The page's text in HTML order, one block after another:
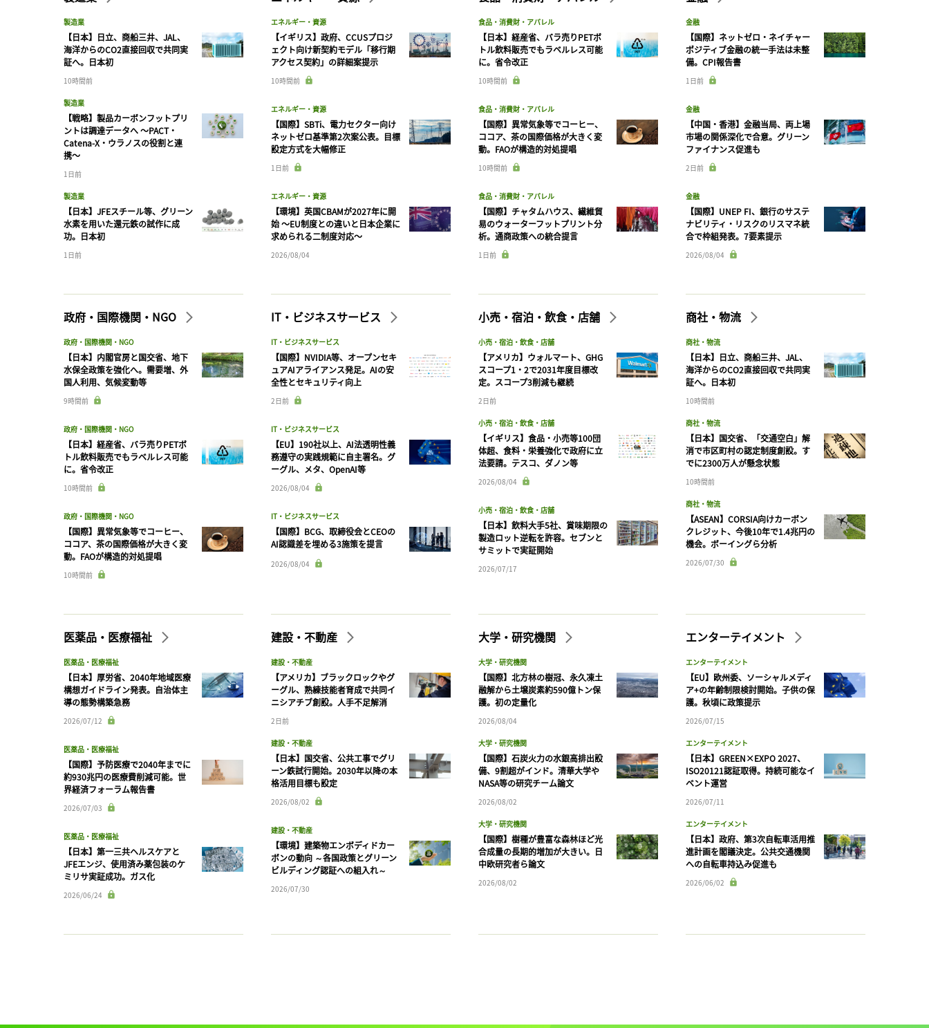
製造業
【日本】日立、商船三井、JAL、
海洋からのCO2直接回収で共同実
証へ。日本初
10時間前
製造業
【戦略】製品カーボンフットプリ
ントは調達データへ 〜PACT・
Catena-X・ウラノスの役割と連
携〜
1日前
製造業
【日本】JFEスチール等、グリーン
水素を用いた還元鉄の試作に成
功。日本初
1日前
エネルギー・資源
【イギリス】政府、CCUSプロジ
ェクト向け新契約モデル「移行期
アクセス契約」の詳細案提示
10時間前
エネルギー・資源
【国際】SBTi、電力セクター向け
ネットゼロ基準第2次案公表。目標
設定方式を大幅修正
1日前
エネルギー・資源
【環境】英国CBAMが2027年に開
始 〜EU制度との違いと日本企業に
求められる二制度対応〜
2026/08/04
食品・消費財・アパレル
【日本】経産省、バラ売りPETボ
トル飲料販売でもラベルレス可能
に。省令改正
10時間前
食品・消費財・アパレル
【国際】異常気象等でコーヒー、
ココア、茶の国際価格が大きく変
動。FAOが構造的対処提唱
10時間前
食品・消費財・アパレル
【国際】チャタムハウス、繊維貿
易のウォーターフットプリント分
析。通商政策への統合提言
1日前
金融
【国際】ネットゼロ・ネイチャー
ポジティブ金融の統一手法は未整
備。CPI報告書
1日前
金融
【中国・香港】金融当局、両上場
市場の関係深化で合意。グリーン
ファイナンス促進も
2日前
金融
【国際】UNEP FI、銀行のサステ
ナビリティ・リスクのリスマネ統
合で枠組発表。7要素提示
2026/08/04
政府・国際機関・NGO
政府・国際機関・NGO
【日本】内閣官房と国交省、地下
水保全政策を強化へ。需要増、外
国人利用、気候変動等
9時間前
政府・国際機関・NGO
【日本】経産省、バラ売りPETボ
トル飲料販売でもラベルレス可能
に。省令改正
10時間前
政府・国際機関・NGO
【国際】異常気象等でコーヒー、
ココア、茶の国際価格が大きく変
動。FAOが構造的対処提唱
10時間前
IT・ビジネスサービス
IT・ビジネスサービス
【国際】NVIDIA等、オープンセキ
ュアAIアライアンス発足。AIの安
全性とセキュリティ向上
2日前
IT・ビジネスサービス
【EU】190社以上、AI法透明性義
務遵守の実践規範に自主署名。グ
ーグル、メタ、OpenAI等
2026/08/04
IT・ビジネスサービス
【国際】BCG、取締役会とCEOの
AI認識差を埋める3施策を提言
2026/08/04
小売・宿泊・飲食・店舗
小売・宿泊・飲食・店舗
【アメリカ】ウォルマート、GHG
スコープ1・2で2031年度目標改
定。スコープ3削減も継続
2日前
小売・宿泊・飲食・店舗
【イギリス】食品・小売等100団
体超、食料・栄養強化で政府に立
法要請。テスコ、ダノン等
2026/08/04
小売・宿泊・飲食・店舗
【日本】飲料大手5社、賞味期限の
製造ロット逆転を許容。セブンと
サミットで実証開始
2026/07/17
商社・物流
商社・物流
【日本】日立、商船三井、JAL、
海洋からのCO2直接回収で共同実
証へ。日本初
10時間前
商社・物流
【日本】国交省、「交通空白」解
消で市区町村の認定制度創設。す
でに2300万人が懸念状態
10時間前
商社・物流
【ASEAN】CORSIA向けカーボン
クレジット、今後10年で1.4兆円の
機会。ボーイングら分析
2026/07/30
医薬品・医療福祉
医薬品・医療福祉
【日本】厚労省、2040年地域医療
構想ガイドライン発表。自治体主
導の態勢構築急務
2026/07/12
医薬品・医療福祉
【国際】予防医療で2040年までに
約930兆円の医療費削減可能。世
界経済フォーラム報告書
2026/07/03
医薬品・医療福祉
【日本】第一三共ヘルスケアと
JFEエンジ、使用済み薬包装のケ
ミリサ実証成功。ガス化
2026/06/24
建設・不動産
建設・不動産
【アメリカ】ブラックロックやグ
ーグル、熟練技能者育成で共同イ
ニシアチブ創設。人手不足解消
2日前
建設・不動産
【日本】国交省、公共工事でグリ
ーン鉄試行開始。2030年以降の本
格活用目標も設定
2026/08/02
建設・不動産
【環境】建築物エンボディドカー
ボンの動向 ～各国政策とグリーン
ビルディング認証への組入れ～
2026/07/30
大学・研究機関
大学・研究機関
【国際】北方林の樹冠、永久凍土
融解から土壌炭素約590億トン保
護。初の定量化
2026/08/04
大学・研究機関
【国際】石炭火力の水銀高排出設
備、9割超がインド。清華大学や
NASA等の研究チーム論文
2026/08/02
大学・研究機関
【国際】樹種が豊富な森林ほど光
合成量の長期的増加が大きい。日
中欧研究者ら論文
2026/08/02
エンターテイメント
エンターテイメント
【EU】欧州委、ソーシャルメディ
ア+の年齢制限検討開始。子供の保
護。秋頃に政策提示
2026/07/15
エンターテイメント
【日本】GREEN×EXPO 2027、
ISO20121認証取得。持続可能なイ
ベント運営
2026/07/11
エンターテイメント
【日本】政府、第3次自転車活用推
進計画を閣議決定。公共交通機関
への自転車持込み促進も
2026/06/02
記事をお気に入りに保存するには
ログイン 会員登録